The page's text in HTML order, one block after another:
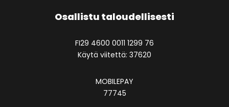
Osallistu taloudellisesti
FI29 4600 0011 1299 76
Käytä viitettä: 37620
MOBILEPAY
77745